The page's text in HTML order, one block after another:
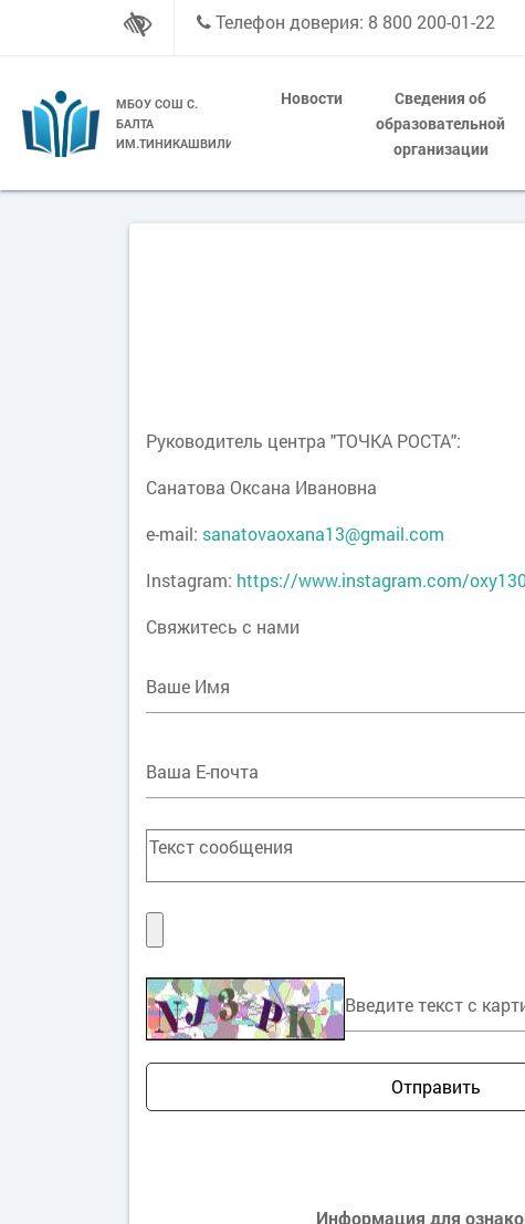
Телефон доверия: 8 800 200-01-22
МБОУ СОШ С.
БАЛТА
ИМ.ТИНИКАШВИЛИ
Новости
Сведения об
образовательной
организации
Руководитель центра "ТОЧКА РОСТА":
Санатова Оксана Ивановна
e-mail: sanatovaoxana13@gmail.com
Instagram: https://www.instagram.com/
Свяжитесь с нами
Отправить
Информация для